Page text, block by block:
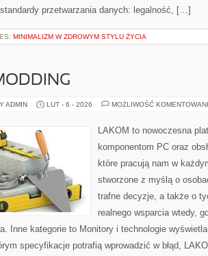
przetwarzania danych: legalność, […]
MINIMALIZM W ZDROWYM STYLU ŻYCIA
ADMIN LUT - 6 - 2026 MOŻLIWOŚĆ
LAKOM to nowoczesna
komponentom PC oraz
które pracują nam w
stworzone z myślą o
trafne decyzje, a także o
realnego wsparcia wtedy,
Inne kategorie to Monitory i technologie
specyfikacje potrafią wprowadzić w błąd,